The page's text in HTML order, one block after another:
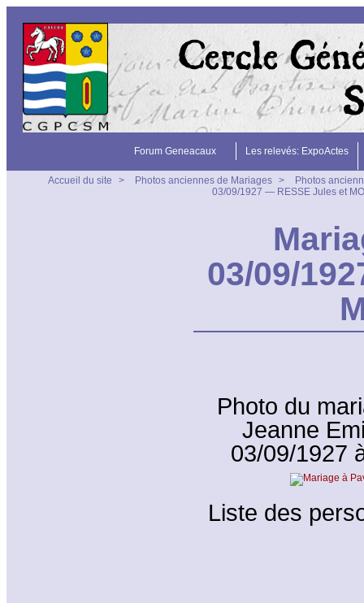
Forum Geneacaux Les relevés: ExpoActes
Accueil du site > Photos anciennes de Mariages >
Photos
03/09/1927 — RESSE Jules et
03/09/
Photo du
Jeanne
03/09/1927
Liste des